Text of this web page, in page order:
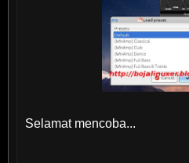
Selamat mencoba...